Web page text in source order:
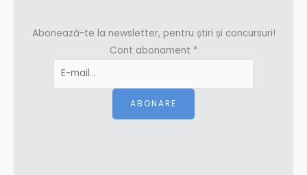
Abonează-te la newsletter, pentru știri și concursuri!
Cont abonament *
ABONARE